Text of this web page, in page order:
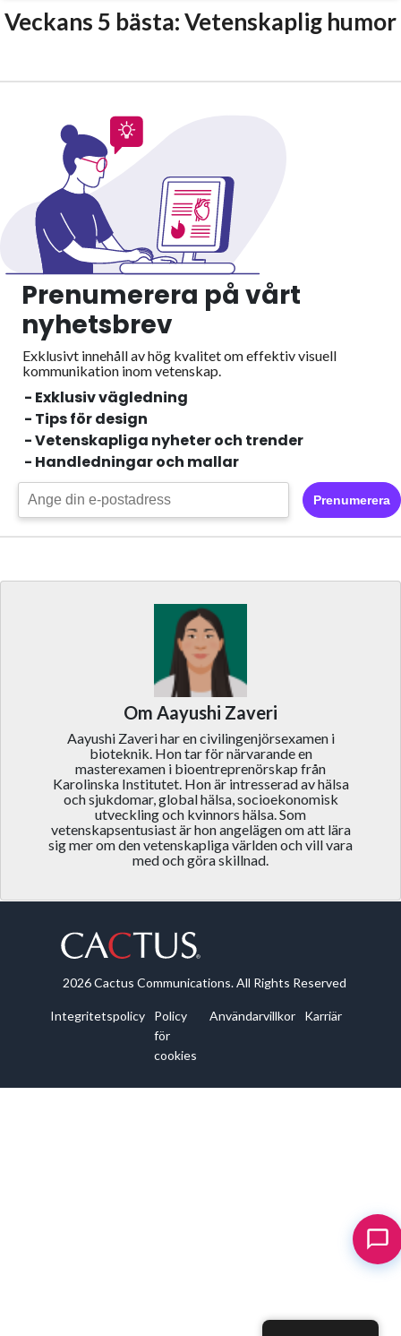
Veckans 5 bästa: Vetenskaplig humor
Prenumerera på vårt
nyhetsbrev
Exklusivt innehåll av hög kvalitet om effektiv visuell
kommunikation inom vetenskap.
- Exklusiv vägledning
- Tips för design
- Vetenskapliga nyheter och trender
- Handledningar och mallar
Prenumerera
Om Aayushi Zaveri
Aayushi Zaveri har en civilingenjörsexamen i
bioteknik. Hon tar för närvarande en
masterexamen i bioentreprenörskap från
Karolinska Institutet. Hon är intresserad av hälsa
och sjukdomar, global hälsa, socioekonomisk
utveckling och kvinnors hälsa. Som
vetenskapsentusiast är hon angelägen om att lära
sig mer om den vetenskapliga världen och vill vara
med och göra skillnad.
2026 Cactus Communications. All Rights Reserved
Integritetspolicy
Policy
för
cookies
Användarvillkor Karriär